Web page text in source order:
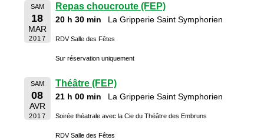
SAM
18
MAR
2017
Repas choucroute (FEP)
20 h 30 min La Gripperie Saint Symphorien
RDV Salle des Fêtes
Sur réservation uniquement
SAM
08
AVR
2017
Théâtre (FEP)
21 h 00 min La Gripperie Saint Symphorien
Soirée théatrale avec la Cie du Théâtre des Embruns
RDV Salle des Fêtes